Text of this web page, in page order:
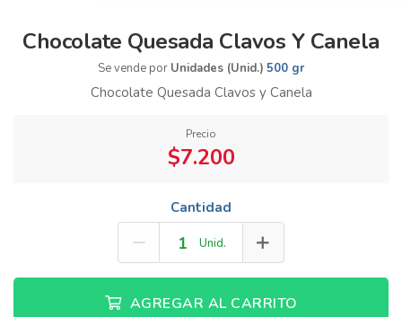
Chocolate Quesada Clavos Y Canela
Se vende por Unidades (Unid.) 500 gr
Chocolate Quesada Clavos y Canela
Precio
$7.200
Cantidad
Unid.
AGREGAR AL CARRITO